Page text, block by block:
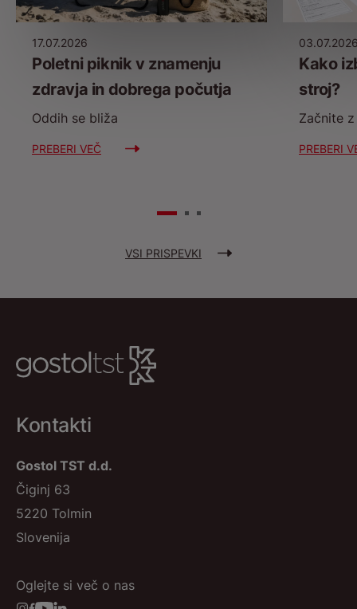
17.07.2026
Poletni piknik v znamenju
zdravja in dobrega počutja
Oddih se bliža
PREBERI VEČ
Kako
stroj?
Začnite
PREBERI
VSI PRISPEVKI
Kontakti
Gostol TST d.d.
Čiginj 63
5220 Tolmin
Slovenija
Oglejte si več o nas